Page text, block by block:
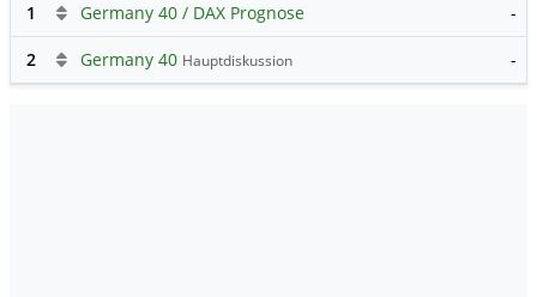
1
Germany 40 / DAX Prognose -
2 Germany 40 Hauptdiskussion -